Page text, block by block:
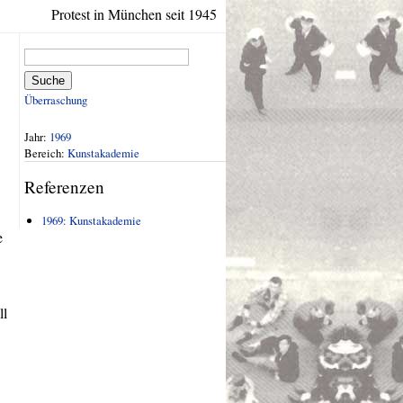
Protest in München seit 1945
Suche
Überraschung
Jahr: 1969
Bereich: Kunstakademie
Referenzen
1969: Kunstakademie